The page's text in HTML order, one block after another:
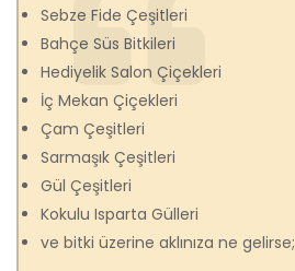
Sebze Fide Çeşitleri
Bahçe Süs Bitkileri
Hediyelik Salon Çiçekleri
İç Mekan Çiçekleri
Çam Çeşitleri
Sarmaşık Çeşitleri
Gül Çeşitleri
Kokulu Isparta Gülleri
ve bitki üzerine aklınıza ne gelirse;